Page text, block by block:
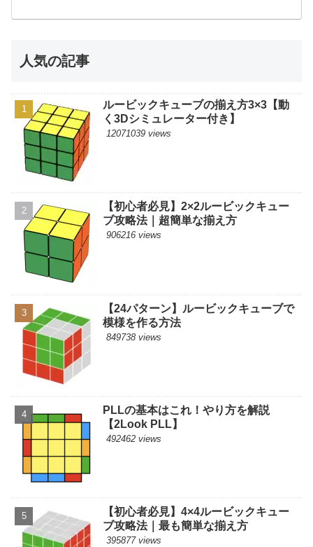
人気の記事
ルービックキューブの揃え方3×3【動
く3Dシミュレーター付き】
12071039 views
【初心者必見】2×2ルービックキュー
ブ攻略法｜超簡単な揃え方
906216 views
【24パターン】ルービックキューブで
模様を作る方法
849738 views
PLLの基本はこれ！やり方を解説
【2Look PLL】
492462 views
【初心者必見】4×4ルービックキュー
ブ攻略法｜最も簡単な揃え方
395877 views